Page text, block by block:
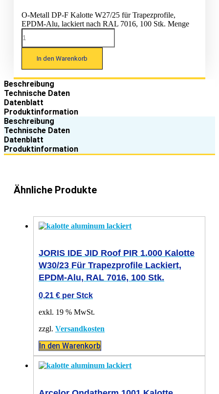
O-Metall DP-F Kalotte W27/25 für Trapezprofile,
EPDM-Alu, lackiert nach RAL 7016, 100 Stk. Menge
In den Warenkorb
Beschreibung
Technische Daten
Datenblatt
Produktinformation
Beschreibung
Technische Daten
Datenblatt
Produktinformation
Ähnliche Produkte
JORIS IDE JID Roof PIR 1.000 Kalotte
W30/23 Für Trapezprofile Lackiert,
EPDM-Alu, RAL 7016, 100 Stk.
0,21 € per Stck
exkl. 19 % MwSt.
zzgl. Versandkosten
In den Warenkorb